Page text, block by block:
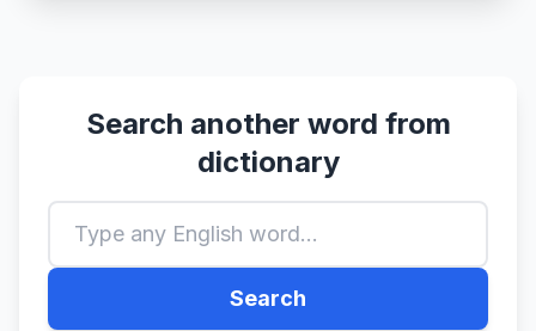
Search another word from
dictionary
Search